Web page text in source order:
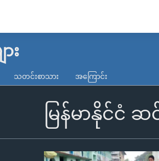
လွန်
း
သတင်းစာသား အကြောင်း
မြန်မာနိုင်ငံ